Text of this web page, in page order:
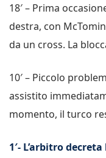
18′ – Prima
destra, con
da un cross. La
10′ – Piccolo
assistito
momento, il turco
1′- L’arbitro